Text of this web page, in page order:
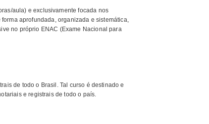
aula) e exclusivamente focada nos
aprofundada, organizada e sistemática,
no próprio ENAC (Exame Nacional para
de todo o Brasil. Tal curso é destinado e
e registrais de todo o país.